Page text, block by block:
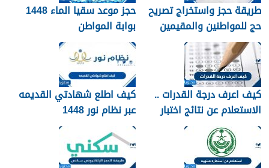
طريقة حجز واستخراج تصريح
حج للمواطنين والمقيمين
1448
حجز موعد سقيا الماء 1448
بوابة المواطن
كيف اعرف درجة القدرات ..
الاستعلام عن نتائج اختبار
القدرات 1448
كيف اطلع شهادتي القديمه
عبر نظام نور 1448